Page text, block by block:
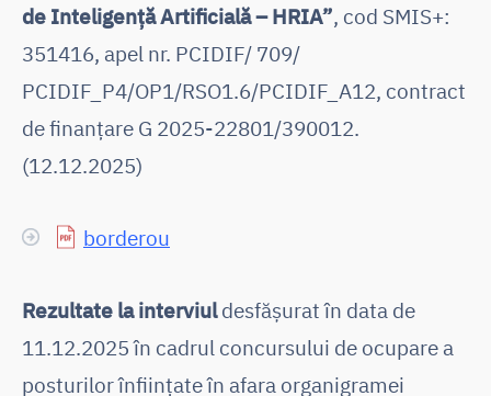
de Inteligență Artificială – HRIA”, cod SMIS+:
351416, apel nr. PCIDIF/ 709/
PCIDIF_P4/OP1/RSO1.6/PCIDIF_A12, contract
de finanţare G 2025-22801/390012.
(12.12.2025)
borderou
Rezultate la interviuldesfășurat în data de
11.12.2025 în cadrul concursului de ocupare a
posturilor înființate în afara organigramei